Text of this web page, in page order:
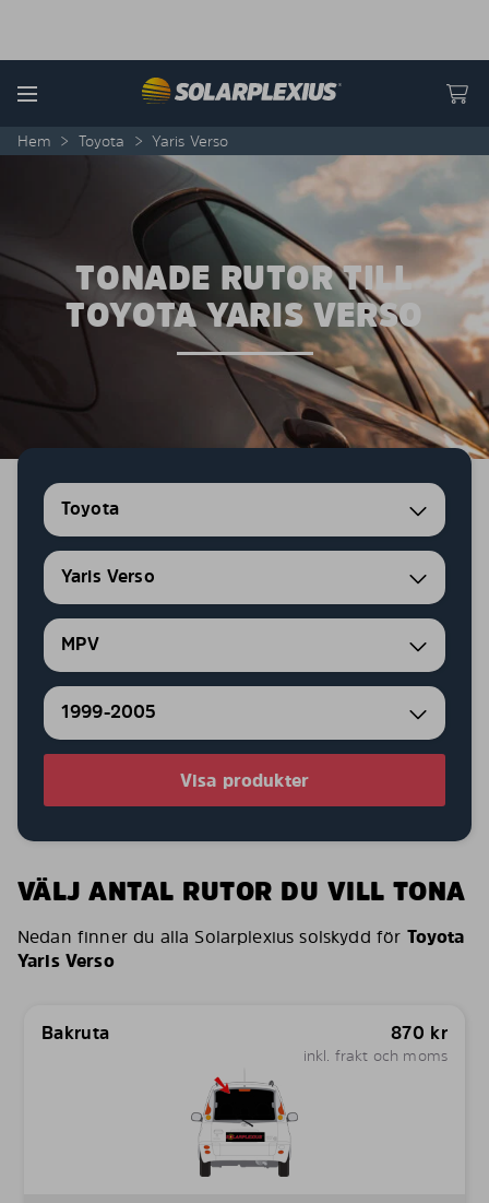
Menu
Hem > Toyota > Yaris Verso
TONADE RUTOR TILL
TOYOTA YARIS VERSO
Toyota
Yaris Verso
MPV
1999-2005
Visa produkter
VÄLJ ANTAL RUTOR DU VILL TONA
Nedan finner du alla Solarplexius solskydd för Toyota
Yaris Verso
Bakruta 870 kr
inkl. frakt och moms